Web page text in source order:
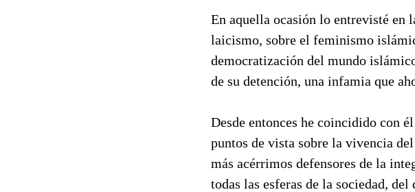
En aquella ocasión lo entrevisté
laicismo, sobre el feminismo
democratización del mundo
de su detención, una infamia que
Desde entonces he coincidido con
puntos de vista sobre la vivencia
más acérrimos defensores de la
todas las esferas de la sociedad,